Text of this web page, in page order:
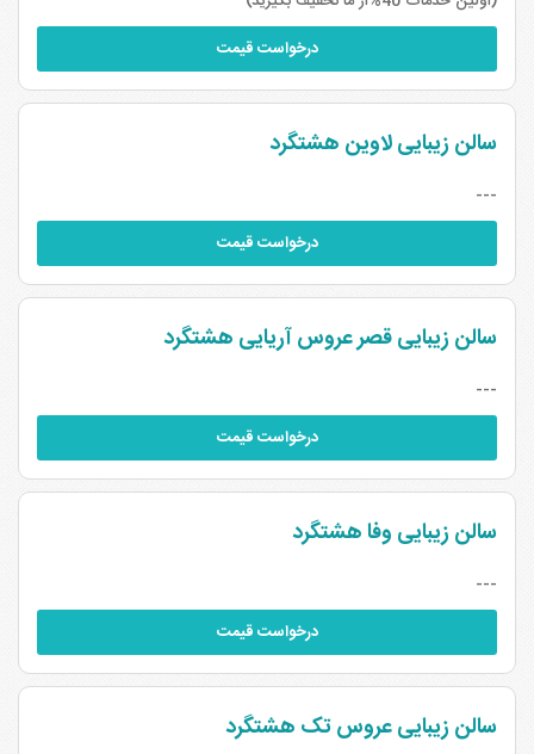
دنیا، سالنی مجزا و خدمات عالی با بهترین
درخواست قیمت
سالن زیبایی لاوین هشتگرد
---
درخواست قیمت
سالن زیبایی قصر عروس آریایی هشتگرد
---
درخواست قیمت
سالن زیبایی وفا هشتگرد
---
درخواست قیمت
سالن زیبایی عروس تک هشتگرد